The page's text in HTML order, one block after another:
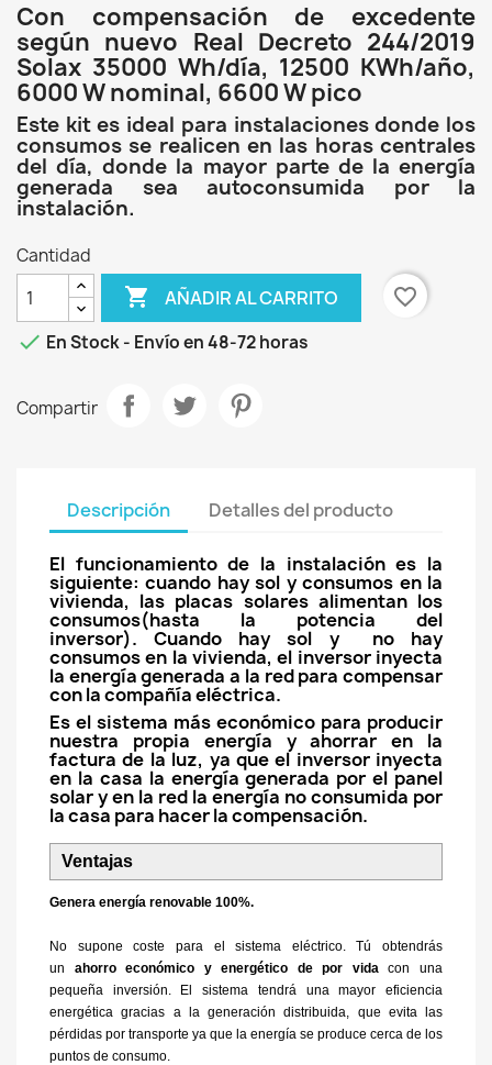
Con compensación de excedente
según nuevo Real Decreto 244/2019
Solax 35000 Wh/día, 12500 KWh/año,
6000 W nominal, 6600 W pico
Este kit es ideal para instalaciones donde los
consumos se realicen en las horas centrales
del día, donde la mayor parte de la energía
generada sea autoconsumida por la
instalación.
Cantidad
 AÑADIR AL CARRITO
favorite_border
 En Stock - Envío en 48-72 horas
Compartir
Descripción Detalles del producto
El funcionamiento de la instalación es la
siguiente: cuando hay sol y consumos en la
vivienda, las placas solares alimentan los
consumos(hasta la potencia del
inversor). Cuando hay sol y no hay
consumos en la vivienda, el inversor inyecta
la energía generada a la red para compensar
con la compañía eléctrica.
Es el sistema más económico para producir
nuestra propia energía y ahorrar en la
factura de la luz, ya que el inversor inyecta
en la casa la energía generada por el panel
solar y en la red la energía no consumida por
la casa para hacer la compensación.
Ventajas
Genera energía renovable 100%.
No supone coste para el sistema eléctrico. Tú obtendrás
un ahorro económico y energético de por vidacon una
pequeña inversión. El sistema tendrá una mayor eficiencia
energética gracias a la generación distribuida, que evita las
pérdidas por transporte ya que la energía se produce cerca de los
puntos de consumo.